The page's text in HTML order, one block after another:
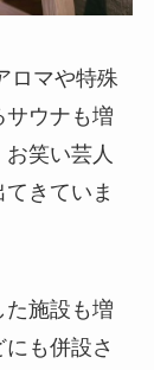
ロマや特殊
サウナも増
笑い芸人
きていま
施設も増
も併設さ